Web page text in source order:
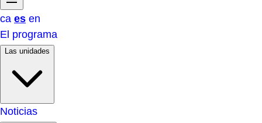
ca es en
El programa
Las unidades
Noticias